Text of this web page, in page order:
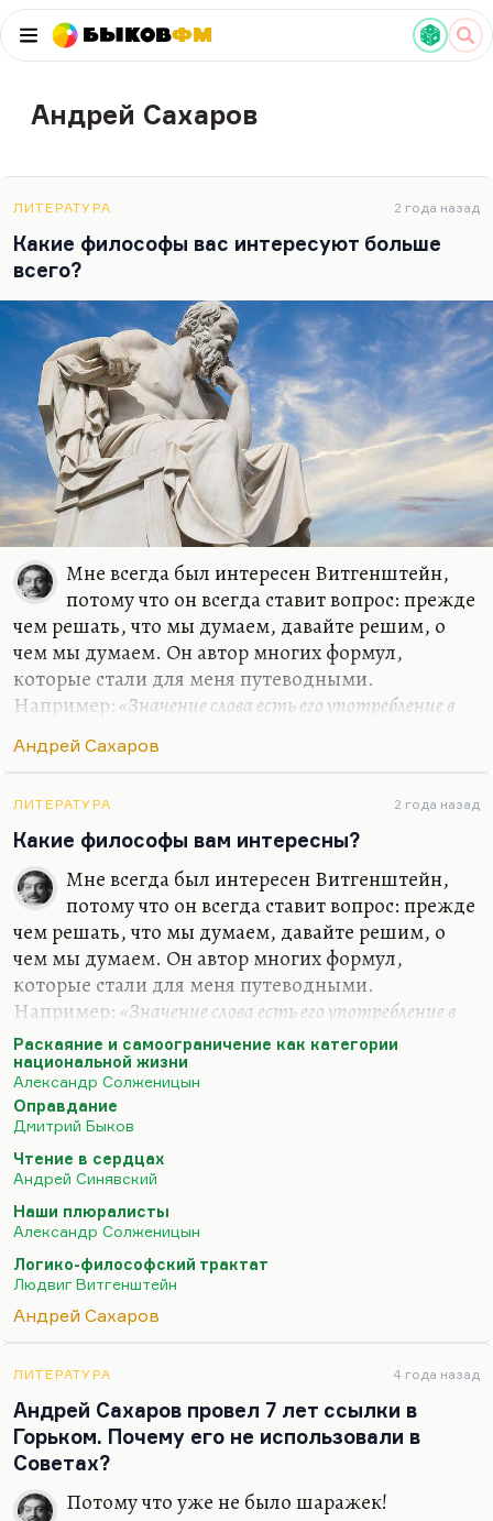
БыковФМ
Андрей Сахаров
ЛИТЕРАТУРА 2 года назад
Какие философы вас интересуют больше
всего?
Мне всегда был интересен Витгенштейн,
потому что он всегда ставит вопрос: прежде
чем решать, что мы думаем, давайте решим, о
чем мы думаем. Он автор многих формул,
которые стали для меня путеводными.
Например:«Значение слова есть его употребление в
важного самого в привычку уходят, ветшают, как
Витгенштейн их пытается отмыть, по-
самойловски:«Их протирают, как стекло, и в этом
наше ремесло».
Мне из философов ХХ столетия был интересен
Кожев (он же Кожевников). Интересен главным
образом потому, что он первым поставил вопрос,
а не была ли вся репрессивная система…
Андрей Сахаров
ЛИТЕРАТУРА 2 года назад
Какие философы вам интересны?
Мне всегда был интересен Витгенштейн,
потому что он всегда ставит вопрос: прежде
чем решать, что мы думаем, давайте решим, о
чем мы думаем. Он автор многих формул,
которые стали для меня путеводными.
Например: «Значение слова есть его употребление в
языке». Очень многие слова действительно
важного самого в привычку уходят, ветшают, как
платья». Очень многие слова утратили смысл.
Витгенштейн их пытается отмыть, по-
самойловски:
наше ремесло».
Мне из философов ХХ столетия был интересен
Кожев (он же Кожевников). Интересен главным
образом потому, что он первым поставил вопрос,
а не была ли вся репрессивная система…
Раскаяние и самоограничение как категории
национальной жизни
Александр Солженицын
Оправдание
Дмитрий Быков
Чтение в сердцах
Андрей Синявский
Наши плюралисты
Александр Солженицын
Логико-философский трактат
Людвиг Витгенштейн
Андрей Сахаров
ЛИТЕРАТУРА 4 года назад
Андрей Сахаров провел 7 лет ссылки в
Горьком. Почему его не использовали в
Советах?
Потому что уже не было шаражек!